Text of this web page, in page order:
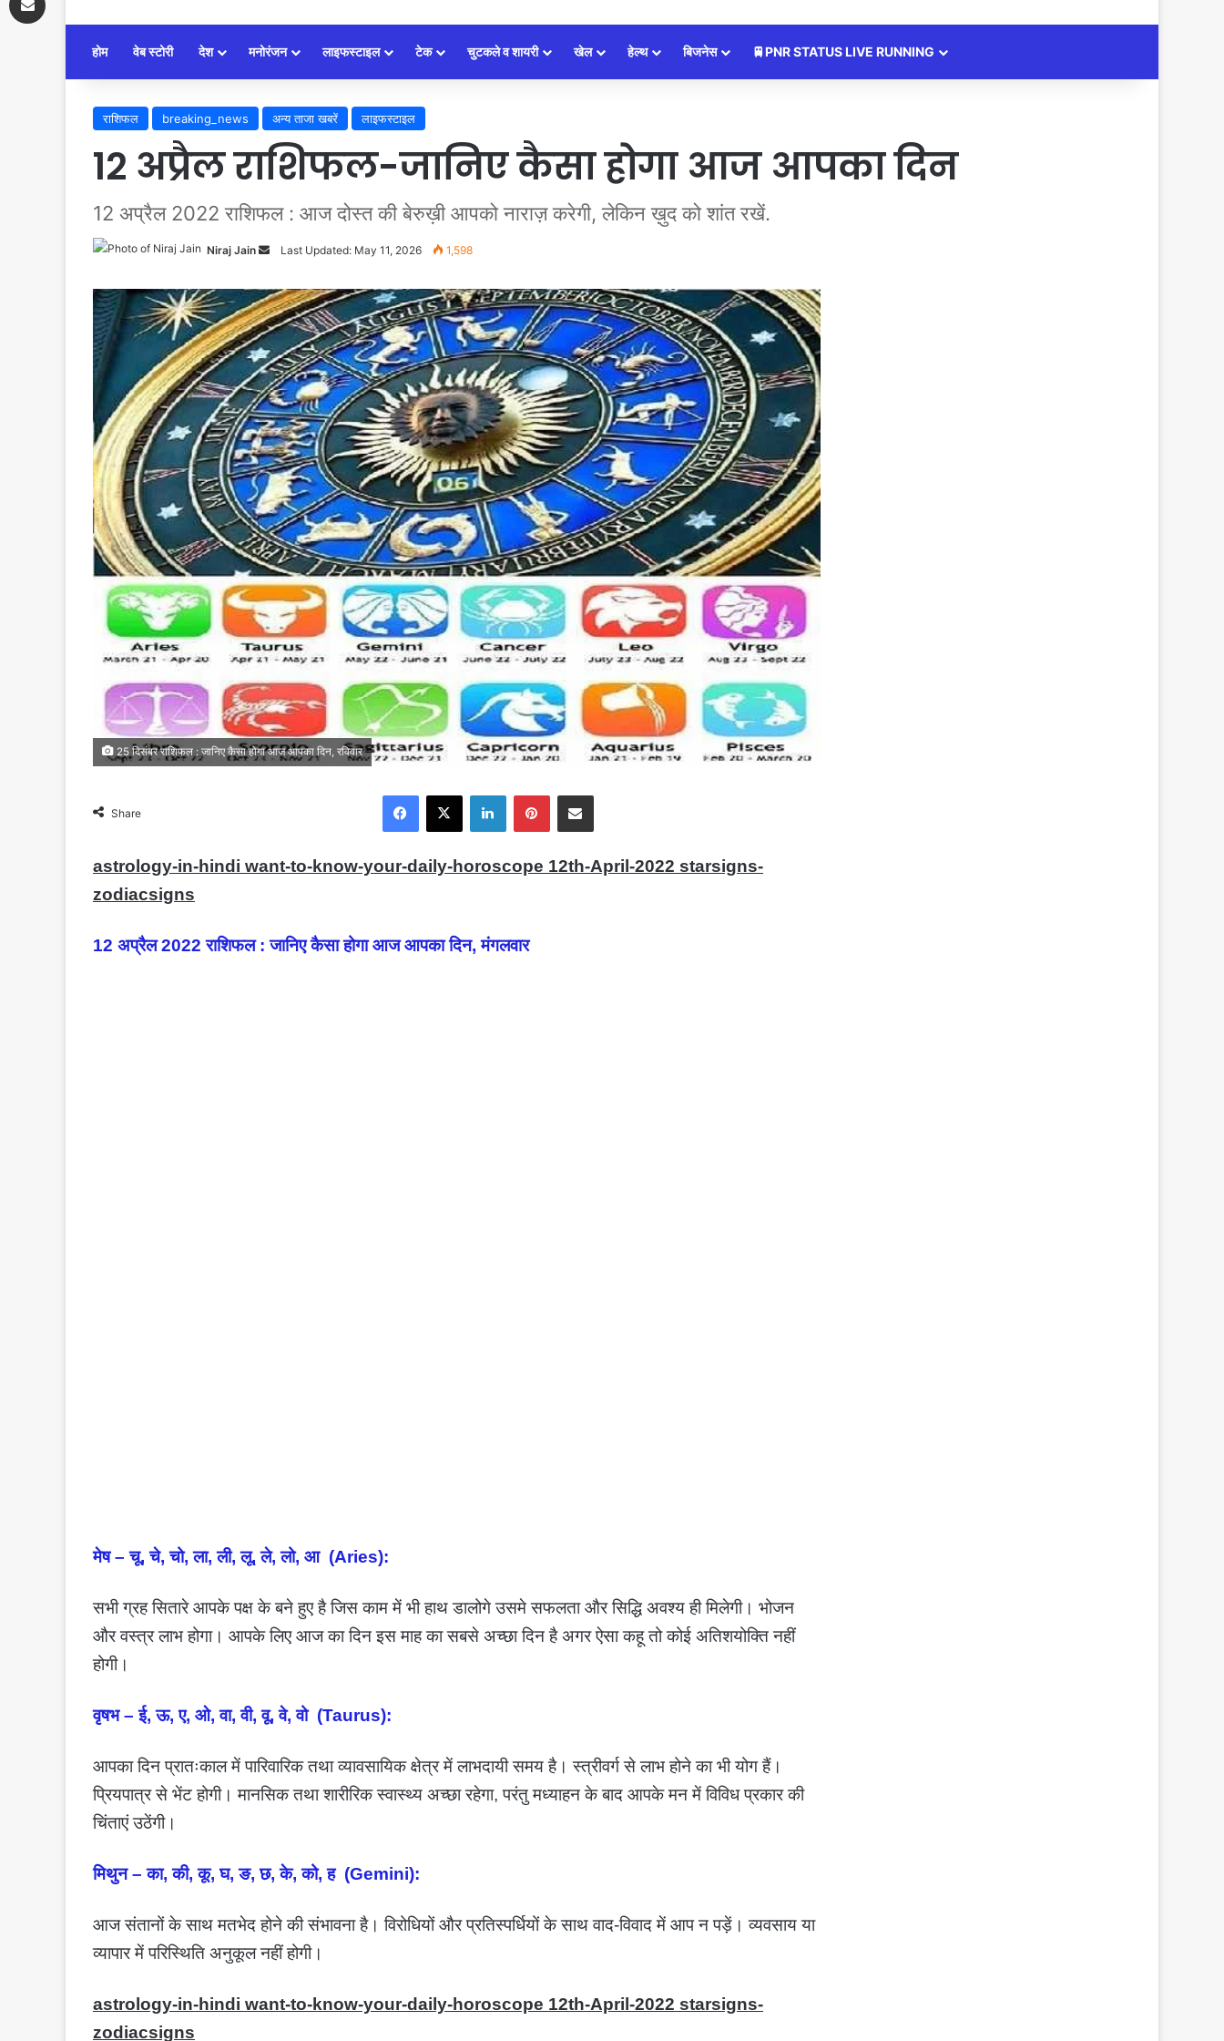
होम वेब स्टोरी देश मनोरंजन लाइफस्टाइल टेक चुटकले व शायरी खेल हेल्थ बिजनेस 🚆PNR STATUS LIVE RUNNING
राशिफल breaking_news अन्य ताजा खबरें लाइफस्टाइल
12 अप्रैल राशिफल-जानिए कैसा होगा आज आपका दिन
12 अप्रैल 2022 राशिफल : आज दोस्त की बेरुख़ी आपको नाराज़ करेगी, लेकिन ख़ुद को शांत रखें.
Niraj Jain
Send
email
Last Updated: May 11, 2026 1,598
25 दिसंबर राशिफल : जानिए कैसा होगा आज आपका दिन, रविवार
Share
Facebook X LinkedIn Pinterest Share via Email
astrology-in-hindi want-to-know-your-daily-horoscope 12th-April-2022 starsigns-
zodiacsigns
12 अप्रैल 2022 राशिफल : जानिए कैसा होगा आज आपका दिन, मंगलवार
मेष – चू, चे, चो, ला, ली, लू, ले, लो, आ (Aries):
सभी ग्रह सितारे आपके पक्ष के बने हुए है जिस काम में भी हाथ डालोगे उसमे सफलता और सिद्धि अवश्य ही मिलेगी। भोजन
और वस्त्र लाभ होगा। आपके लिए आज का दिन इस माह का सबसे अच्छा दिन है अगर ऐसा कहू तो कोई अतिशयोक्ति नहीं
होगी।
वृषभ – ई, ऊ, ए, ओ, वा, वी, वू, वे, वो (Taurus):
आपका दिन प्रातःकाल में पारिवारिक तथा व्यावसायिक क्षेत्र में लाभदायी समय है। स्त्रीवर्ग से लाभ होने का भी योग हैं।
प्रियपात्र से भेंट होगी। मानसिक तथा शारीरिक स्वास्थ्य अच्छा रहेगा, परंतु मध्याहन के बाद आपके मन में विविध प्रकार की
चिंताएं उठेंगी।
मिथुन – का, की, कू, घ, ङ, छ, के, को, ह (Gemini):
आज संतानों के साथ मतभेद होने की संभावना है। विरोधियों और प्रतिस्पर्धियों के साथ वाद-विवाद में आप न पड़ें। व्यवसाय या
व्यापार में परिस्थिति अनुकूल नहीं होगी।
astrology-in-hindi want-to-know-your-daily-horoscope 12th-April-2022 starsigns-
zodiacsigns